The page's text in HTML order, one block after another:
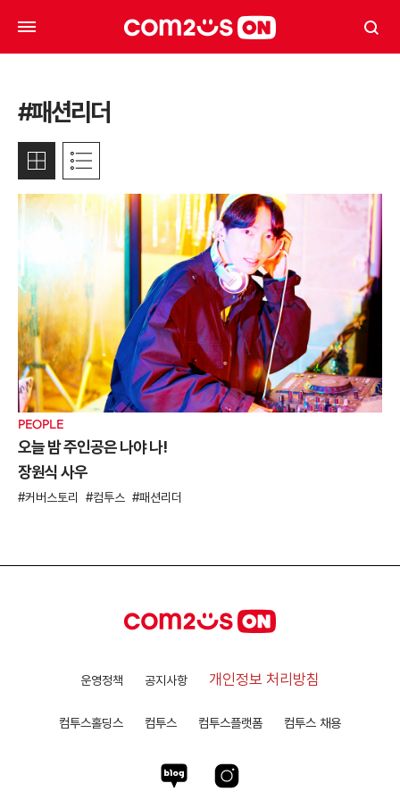
#패션리더
PEOPLE
오늘 밤 주인공은 나야 나!
장원식 사우
커버스토리 컴투스 패션리더
운영정책 공지사항 개인정보 처리방침
컴투스홀딩스 컴투스 컴투스플랫폼 컴투스 채용